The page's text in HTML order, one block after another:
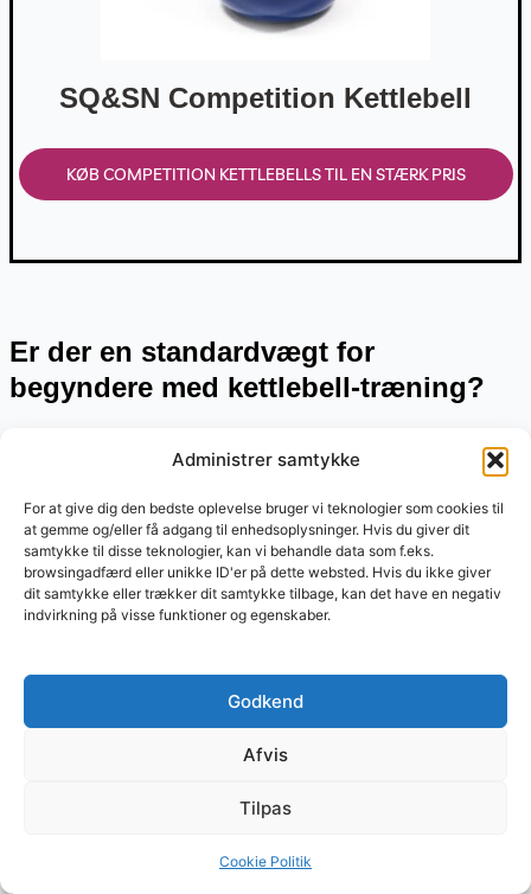
Administrer samtykke
For at give dig den bedste oplevelse bruger vi teknologier som cookies til
at gemme og/eller få adgang til enhedsoplysninger. Hvis du giver dit
samtykke til disse teknologier, kan vi behandle data som f.eks.
browsingadfærd eller unikke ID'er på dette websted. Hvis du ikke giver
dit samtykke eller trækker dit samtykke tilbage, kan det have en negativ
indvirkning på visse funktioner og egenskaber.
Godkend
Afvis
Tilpas
Cookie Politik
SQ&SN Competition Kettlebell
KØB COMPETITION KETTLEBELLS TIL EN STÆRK PRIS
Er der en standardvægt for
begyndere med kettlebell-træning?
Ja, der er nogle generelle retningslinjer for begyndere inden for
kettlebell-træning. Her er nogle anbefalinger baseret på køn og
styrkeniveau:
Standardvægte for begyndere
Kvinder:
: 8 kg og 12 kg
: 8 kg og 12 kg